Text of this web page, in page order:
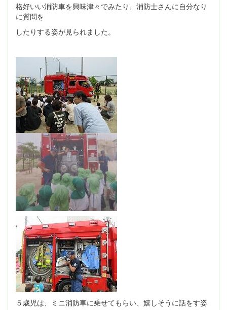
格好いい消防車を興味津々でみたり、消防士さんに自分なり
に質問を
したりする姿が見られました。
５歳児は、ミニ消防車に乗せてもらい、嬉しそうに話をす姿